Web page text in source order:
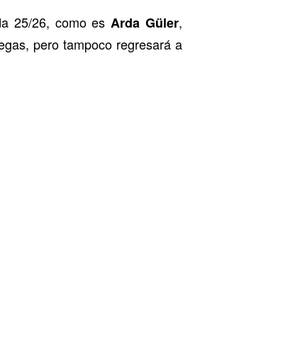
25/26, como es Arda Güler,
pero tampoco regresará a